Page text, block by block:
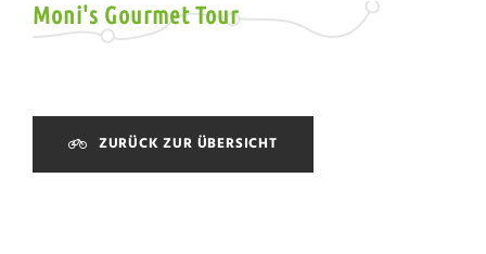
Moni's Gourmet Tour
ZURÜCK ZUR ÜBERSICHT